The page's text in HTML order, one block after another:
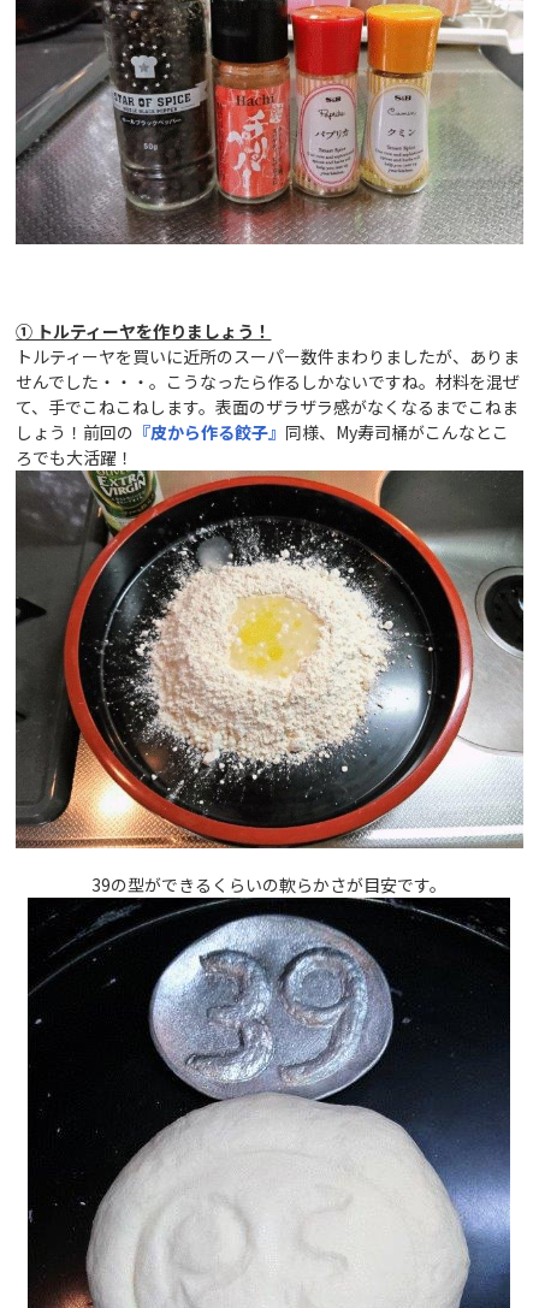
① トルティーヤを作りましょう！
トルティーヤを買いに近所のスーパー数件まわりましたが、ありま
せんでした・・・。こうなったら作るしかないですね。材料を混ぜ
て、手でこねこねします。表面のザラザラ感がなくなるまでこねま
しょう！前回の 『皮から作る餃子』 同様、My寿司桶がこんなとこ
ろでも大活躍！
39の型ができるくらいの軟らかさが目安です。